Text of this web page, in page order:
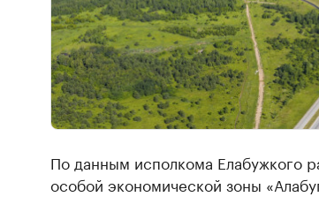
По данным исполкома Елабужкого
особой экономической зоны